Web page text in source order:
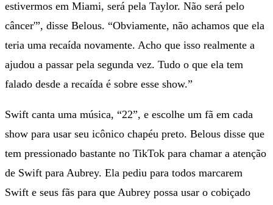
estivermos em Miami, será pela Taylor. Não será pelo
câncer'”, disse Belous. “Obviamente, não achamos que ela
teria uma recaída novamente. Acho que isso realmente a
ajudou a passar pela segunda vez. Tudo o que ela tem
falado desde a recaída é sobre esse show.”
Swift canta uma música, “22”, e escolhe um fã em cada
show para usar seu icônico chapéu preto. Belous disse que
tem pressionado bastante no TikTok para chamar a atenção
de Swift para Aubrey. Ela pediu para todos marcarem
Swift e seus fãs para que Aubrey possa usar o cobiçado